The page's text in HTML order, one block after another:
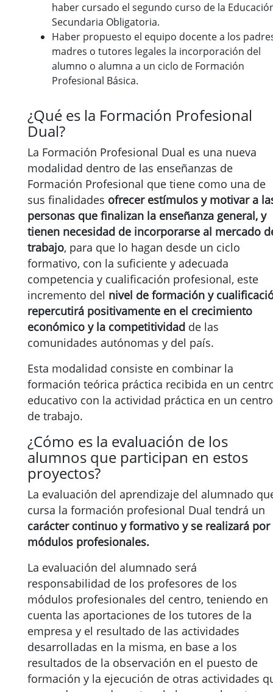
haber cursado el segundo curso de la
Secundaria Obligatoria.
Haber propuesto el equipo docente a los
madres o tutores legales la incorporación del
alumno o alumna a un ciclo de Formación
Profesional Básica.
¿Qué es la Formación Profesional
Dual?
La Formación Profesional Dual es una nueva
modalidad dentro de las enseñanzas de
Formación Profesional que tiene como una de
sus finalidades ofrecer estímulos y motivar a
personas que finalizan la enseñanza general, y
tienen necesidad de incorporarse al mercado
trabajo, para que lo hagan desde un ciclo
formativo, con la suficiente y adecuada
competencia y cualificación profesional, este
incremento del nivel de formación y
repercutirá positivamente en el crecimiento
económico y la competitividad de las
comunidades autónomas y del país.
Esta modalidad consiste en combinar la
formación teórica práctica recibida en un
educativo con la actividad práctica en un centro
de trabajo.
¿Cómo es la evaluación de los
alumnos que participan en estos
proyectos?
La evaluación del aprendizaje del alumnado
cursa la formación profesional Dual tendrá un
carácter continuo y formativo y se realizará por
módulos profesionales.
La evaluación del alumnado será
responsabilidad de los profesores de los
módulos profesionales del centro, teniendo en
cuenta las aportaciones de los tutores de la
empresa y el resultado de las actividades
desarrolladas en la misma, en base a los
resultados de la observación en el puesto de
formación y la ejecución de otras actividades